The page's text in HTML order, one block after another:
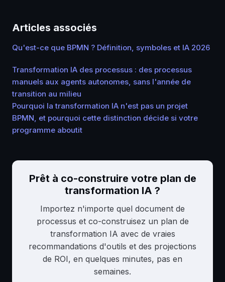
Articles associés
Qu'est-ce que BPMN ? Définition, symboles et IA 2026
Transformation IA des processus : des processus
manuels aux agents autonomes, sans l'année de
transition au milieu
Pourquoi la transformation IA n'est pas un projet
BPMN, et pourquoi cette distinction décide si votre
programme aboutit
Prêt à co-construire votre plan de
transformation IA ?
Importez n'importe quel document de
processus et co-construisez un plan de
transformation IA avec de vraies
recommandations d'outils et des projections
de ROI, en quelques minutes, pas en
semaines.